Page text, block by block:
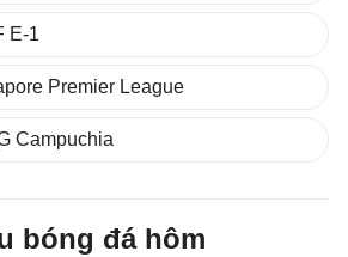
E-1
Premier League
Campuchia
bóng đá hôm